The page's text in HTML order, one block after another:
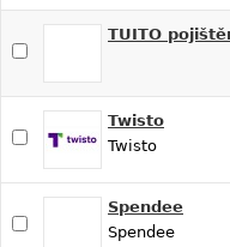
TUITO
Twisto
Twisto
Spendee
Spendee